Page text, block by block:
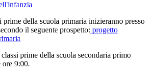
della scuola primaria inizieranno presso
il seguente prospetto: progetto
prime della scuola secondaria primo
ore 9:00.